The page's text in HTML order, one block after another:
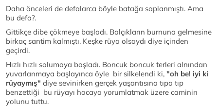
Daha önceleri de defalarca böyle batağa saplanmıştı. Ama
bu defa?.
Gittikçe dibe çökmeye başladı. Balçıkların burnuna gelmesine
birkaç santim kalmıştı. Keşke rüya olsaydı diye içinden
geçirdi.
Hızlı hızlı solumaya başladı. Boncuk boncuk terleri alnından
yuvarlanmaya başlayınca öyle bir silkelendi ki, "oh be! iyi ki
rüyaymış" diye sevinirken gerçek yaşantısına tıpa tıp
benzettiği bu rüyayı hocaya yorumlatmak üzere caminin
yolunu tuttu.